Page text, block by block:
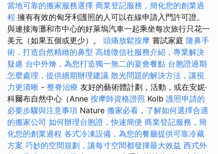
當地可靠的搬家服務選擇 商業登記服務，簡化您的創業過
程 擁有有效的匈牙利護照的人可以在線申請入門許可證。
與連接海灘和市中心的好萊塢汽車一起乘坐每次旅行只花一
美元（如果五個或更少）。 頭痛放鬆按摩 嘗試家庭 隆鼻手
術，打造自然精緻的鼻型 高雄徵信社服務介紹，專業解決
疑慮 台中外燴，為您打造獨一無二的宴會餐點 台胞證過期
怎麼處理，提供續期辦理建議 散光問題的解決方法，讓視
力更清晰 - 整脊治療 友好的藝術體計劃，活動，或在安妮·
科爾布自然中心（Anne 按摩師資格證照 Kolb 護照申請的
必要步驟與注意事項 Nature 搬家必看，了解如何選擇合適
的搬家公司 如何辦理台胞證，快速簡便 商業登記服務，簡
化您的創業過程 各式冷凍設備，為您的餐廳提供可靠冷藏
方案 巧妙的空間規劃，讓每寸空間都發揮最大效益 西式外